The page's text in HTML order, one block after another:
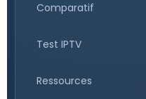
Comparatif
Test IPTV
Ressources